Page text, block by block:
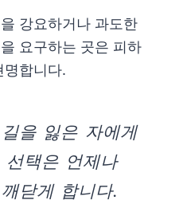
강요하거나 과도한
요구하는 곳은 피하
명합니다.
을 잃은 자에게
선택은 언제나
닫게 합니다.